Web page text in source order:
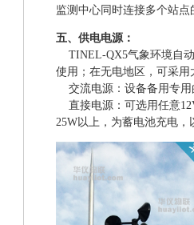
监测中心同时连接多个站
五、 供电电源：
TINEL-QX5气象环境自动
使用；在无电地区，可采
交流电源：设备备用专用
直接电源：可选用任意
25W以上，为蓄电池充电